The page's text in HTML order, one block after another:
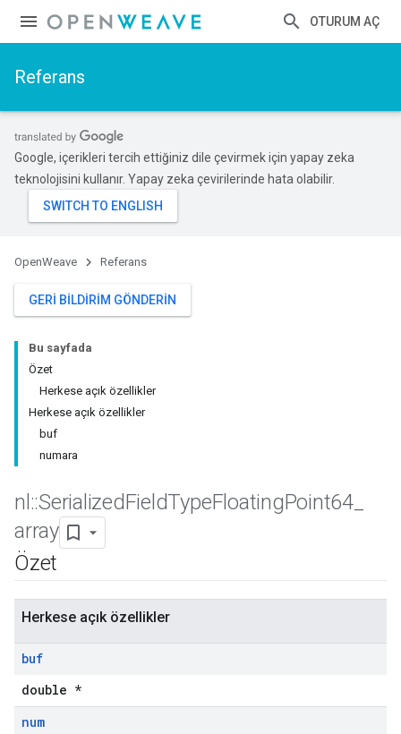
OTURUM AÇ
Referans
Google, içerikleri tercih ettiğiniz dile çevirmek için yapay zeka
teknolojisini kullanır. Yapay zeka çevirilerinde hata olabilir.
OpenWeave Referans
GERI BILDIRIM GÖNDERIN
Bu sayfada
Özet
Herkese açık özellikler
Herkese açık özellikler
buf
numara
nl ::SerializedFieldTypeFloatingPoint64_
array
Özet
Herkese açık özellikler
buf
double *
num